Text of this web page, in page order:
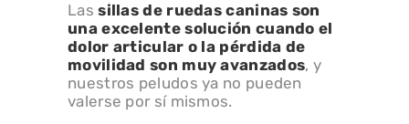
Lassillas de ruedas caninas son
una excelente solución cuando el
dolor articular o la pérdida de
movilidad son muy avanzados, y
nuestros peludos ya no pueden
valerse por sí mismos.